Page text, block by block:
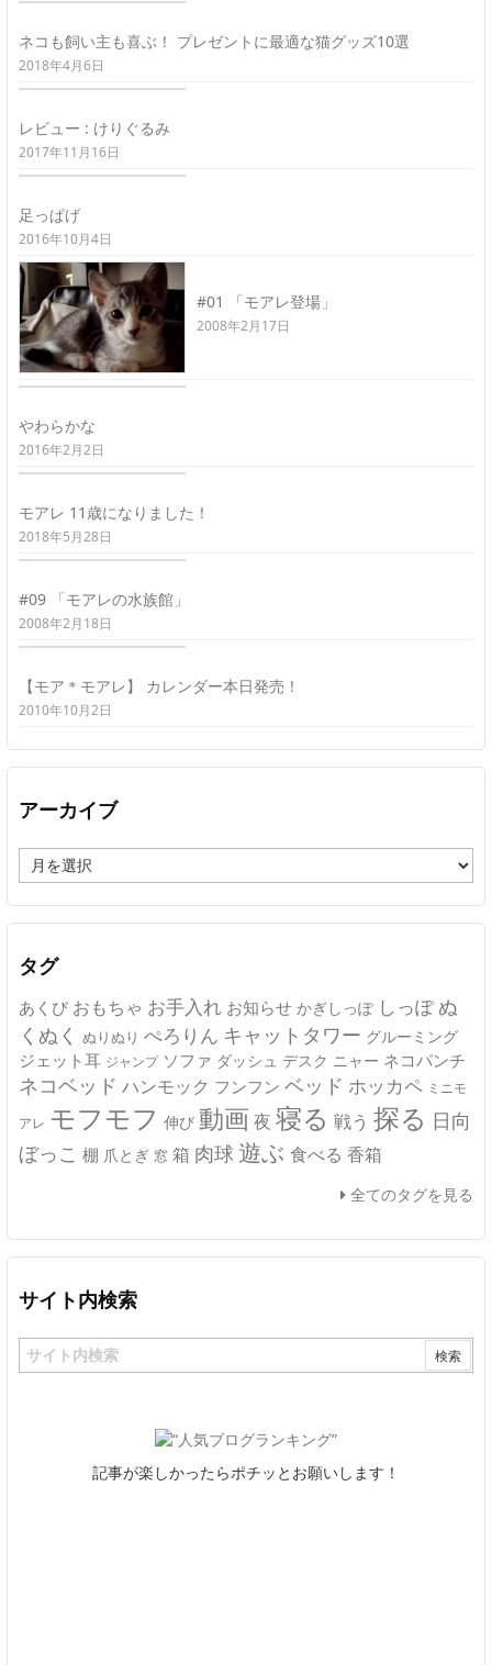
ネコも飼い主も喜ぶ！ プレゼントに最適な猫グッズ10選
2018年4月6日
レビュー : けりぐるみ
2017年11月16日
足っぱげ
2016年10月4日
#01 「モアレ登場」
2008年2月17日
やわらかな
2016年2月2日
モアレ 11歳になりました！
2018年5月28日
#09 「モアレの水族館」
2008年2月18日
【モア＊モアレ】 カレンダー本日発売！
2010年10月2日
アーカイブ
ー
カ
イ
タグ
あくび おもちゃ お手入れ お知らせ かぎしっぽ しっぽ ぬ
くぬく ぬりぬり ぺろりん キャットタワー グルーミング
ジェット耳 ジャンプ ソファ ダッシュ デスク ニャー ネコパンチ
ネコベッド ハンモック フンフン ベッド ホッカペ ミニモ
アレ モフモフ 伸び 動画 夜 寝る 戦う 探る 日向
ぼっこ 棚 爪とぎ 窓 箱 肉球 遊ぶ 食べる 香箱
全てのタグを見る
サイト内検索
記事が楽しかったらポチッとお願いします！